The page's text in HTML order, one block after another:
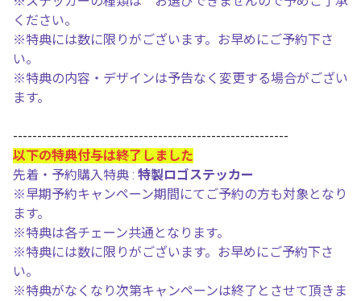
ください。
※特典には数に限りがございます。お早めにご予約下さ
い。
※特典の内容・デザインは予告なく変更する場合がござい
ます。
---------------------------------------------------------
以下の特典付与は終了しました
先着・予約購入特典 : 特製ロゴステッカー
※早期予約キャンペーン期間にてご予約の方も対象となり
ます。
※特典は各チェーン共通となります。
※特典には数に限りがございます。お早めにご予約下さ
い。
※特典がなくなり次第キャンペーンは終了とさせて頂きま